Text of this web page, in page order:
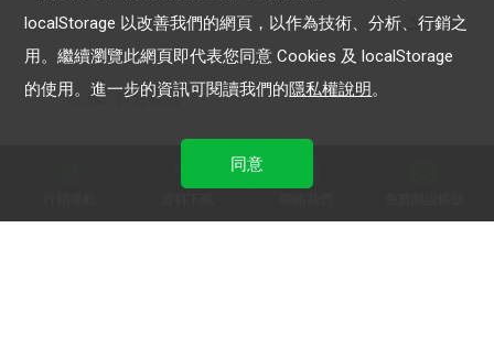
LINE 官方帳號
localStorage 以改善我們的網頁，以作為技術、分析、行銷之
用。繼續瀏覽此網頁即代表您同意 Cookies 及 localStorage
的使用。進一步的資訊可閱讀我們的隱私權說明。
同意